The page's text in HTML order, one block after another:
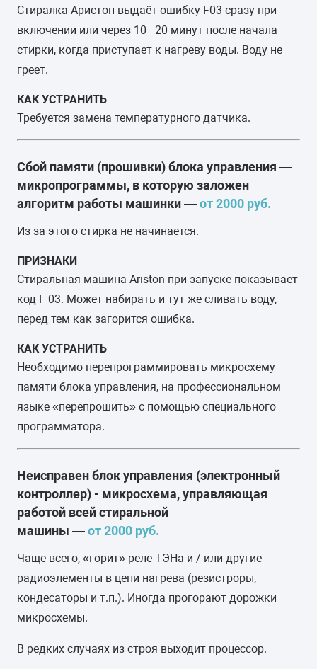
Стиралка Аристон выдаёт ошибку F03 сразу при
включении или через 10 - 20 минут после начала
стирки, когда приступает к нагреву воды. Воду не
греет.
КАК УСТРАНИТЬ
Требуется замена температурного датчика.
Сбой памяти (прошивки) блока управления —
микропрограммы, в которую заложен
алгоритм работы машинки —от 2000 руб.
Из-за этого стирка не начинается.
ПРИЗНАКИ
Стиральная машина Ariston при запуске показывает
код F 03. Может набирать и тут же сливать воду,
перед тем как загорится ошибка.
КАК УСТРАНИТЬ
Необходимо перепрограммировать микросхему
памяти блока управления, на профессиональном
языке «перепрошить» с помощью специального
программатора.
Неисправен блок управления (электронный
контроллер) - микросхема, управляющая
работой всей стиральной
машины —от 2000 руб.
Чаще всего, «горит» реле ТЭНа и / или другие
радиоэлементы в цепи нагрева (резистроры,
кондесаторы и т.п.). Иногда прогорают дорожки
микросхемы.
В редких случаях из строя выходит процессор.